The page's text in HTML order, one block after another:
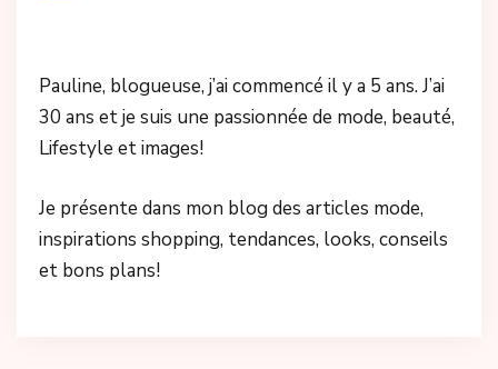
Pauline, blogueuse, j’ai commencé il y a 5 ans. J’ai
30 ans et je suis une passionnée de mode, beauté,
Lifestyle et images!
Je présente dans mon blog des articles mode,
inspirations shopping, tendances, looks, conseils
et bons plans!